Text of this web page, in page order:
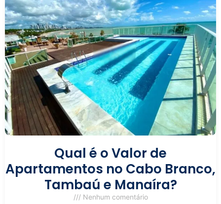
Qual é o Valor de
Apartamentos no Cabo Branco,
Tambaú e Manaíra?
Nenhum comentário